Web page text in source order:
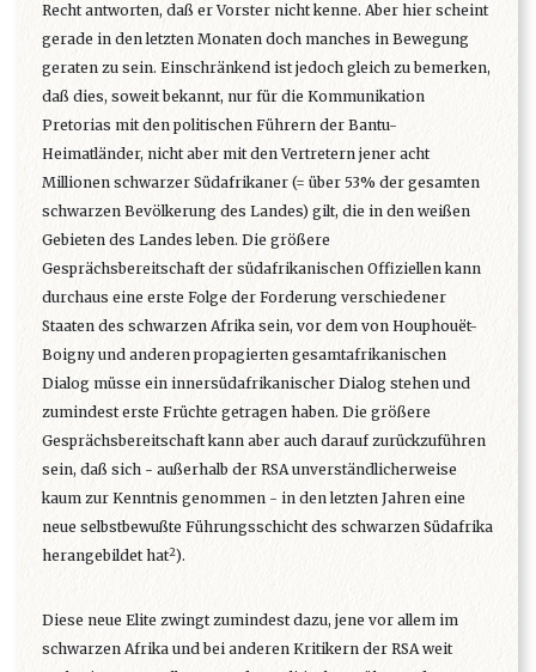
Recht antworten, daß er Vorster nicht kenne. Aber hier scheint
gerade in den letzten Monaten doch manches in Bewegung
geraten zu sein. Einschränkend ist jedoch gleich zu bemerken,
daß dies, soweit bekannt, nur für die Kommunikation
Pretorias mit den politischen Führern der Bantu-
Heimatländer, nicht aber mit den Vertretern jener acht
Millionen schwarzer Südafrikaner (= über 53% der gesamten
schwarzen Bevölkerung des Landes) gilt, die in den weißen
Gebieten des Landes leben. Die größere
Gesprächsbereitschaft der südafrikanischen Offiziellen kann
durchaus eine erste Folge der Forderung verschiedener
Staaten des schwarzen Afrika sein, vor dem von Houphouët-
Boigny und anderen propagierten gesamtafrikanischen
Dialog müsse ein innersüdafrikanischer Dialog stehen und
zumindest erste Früchte getragen haben. Die größere
Gesprächsbereitschaft kann aber auch darauf zurückzuführen
sein, daß sich - außerhalb der RSA unverständlicherweise
kaum zur Kenntnis genommen - in den letzten Jahren eine
neue selbstbewußte Führungsschicht des schwarzen Südafrika
herangebildet hat2).
Diese neue Elite zwingt zumindest dazu, jene vor allem im
schwarzen Afrika und bei anderen Kritikern der RSA weit